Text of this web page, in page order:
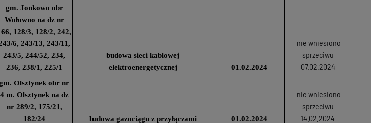
gm. Jonkowo obr
Wołowno na dz nr
128/3, 128/2, 242,
6, 243/13, 243/11,
243/5, 244/52, 234,
236, 238/1, 225/1
budowa sieci kablowej
elektroenergetycznej
01.02.2024
nie wniesiono
sprzeciwu
07.02.2024
gm. Olsztynek obr nr
4 m. Olsztynek na dz
nr 289/2, 175/21,
182/24
budowa gazociągu z przyłączami 01.02.2024
nie wniesiono
sprzeciwu
14.02.2024